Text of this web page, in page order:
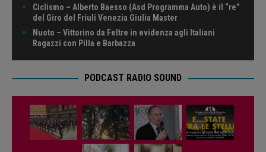
Ciclismo – Alberto Baesso (Asd Programma Auto) è il “re”
del Giro del Friuli Venezia Giulia Master
Nuoto – Vittorino da Feltre in evidenza agli Italiani
Ragazzi con Pilla e Barbazza
PODCAST RADIO SOUND